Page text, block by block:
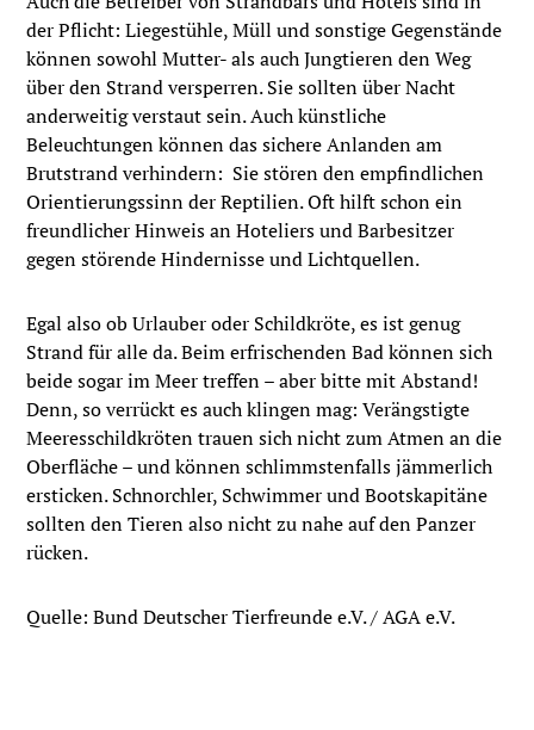
der Pflicht: Liegestühle, Müll und sonstige Gegenstände
können sowohl Mutter- als auch Jungtieren den Weg
über den Strand versperren. Sie sollten über Nacht
anderweitig verstaut sein. Auch künstliche
Beleuchtungen können das sichere Anlanden am
Brutstrand verhindern: Sie stören den empfindlichen
Orientierungssinn der Reptilien. Oft hilft schon ein
freundlicher Hinweis an Hoteliers und Barbesitzer
gegen störende Hindernisse und Lichtquellen.
Egal also ob Urlauber oder Schildkröte, es ist genug
Strand für alle da. Beim erfrischenden Bad können sich
beide sogar im Meer treffen – aber bitte mit Abstand!
Denn, so verrückt es auch klingen mag: Verängstigte
Meeresschildkröten trauen sich nicht zum Atmen an die
Oberfläche – und können schlimmstenfalls jämmerlich
ersticken. Schnorchler, Schwimmer und Bootskapitäne
sollten den Tieren also nicht zu nahe auf den Panzer
rücken.
Quelle: Bund Deutscher Tierfreunde e.V. / AGA e.V.